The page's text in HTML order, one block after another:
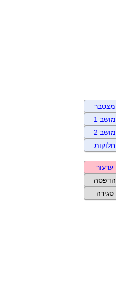
מצטבר
מושב 1
מושב 2
חלוקות
ערעור
הדפסה
סגירה